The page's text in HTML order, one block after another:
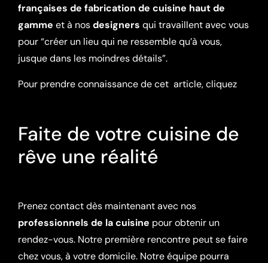
françaises de fabrication de cuisine haut de
gamme et à nosdesigners qui travaillent avec vous
pour “créer un lieu qui ne ressemble qu’à vous,
jusque dans les moindres détails”.
Pour prendre connaissance de cet article, cliquez
Faite de votre cuisine de
rêve une réalité
Prenez contact dès maintenant avec nos
professionnels de la cuisine pour obtenir un
rendez-vous. Notre première rencontre peut se faire
chez vous, à votre domicile. Notre équipe pourra